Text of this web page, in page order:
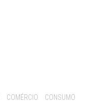
COMÉRCIO
CONSUMO